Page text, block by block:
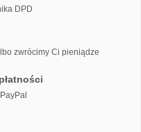
DPD
zwrócimy Ci pieniądze